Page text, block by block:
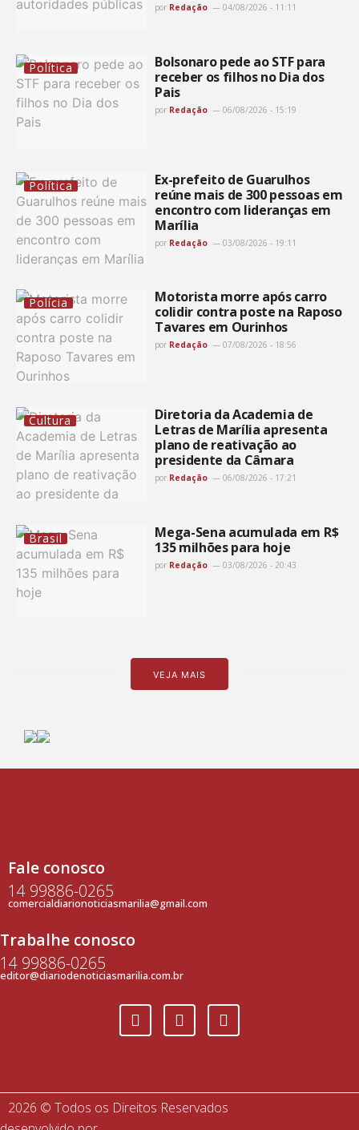
por Redação 04/08/2026 - 11:11
Política
Bolsonaro pede ao STF para
receber os filhos no Dia dos
Pais
por Redação 06/08/2026 - 15:19
Política
Ex-prefeito de Guarulhos
reúne mais de 300 pessoas em
encontro com lideranças em
Marília
por Redação 03/08/2026 - 19:11
Polícia
Motorista morre após carro
colidir contra poste na Raposo
Tavares em Ourinhos
por Redação 07/08/2026 - 18:56
Cultura
Diretoria da Academia de
Letras de Marília apresenta
plano de reativação ao
presidente da Câmara
por Redação 06/08/2026 - 17:21
Brasil
Mega-Sena acumulada em R$
135 milhões para hoje
por Redação 03/08/2026 - 20:43
VEJA MAIS
Fale conosco
14 99886-0265
comercialdiarionoticiasmarilia@gmail.com
Trabalhe conosco
14 99886-0265
editor@diariodenoticiasmarilia.com.br
2026 © Todos os Direitos Reservados